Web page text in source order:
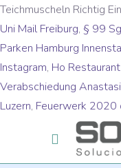
Teichmuscheln Richtig
Uni Mail Freiburg, § 99
Parken Hamburg
Instagram, Ho
Verabschiedung
Luzern, Feuerwerk 2020